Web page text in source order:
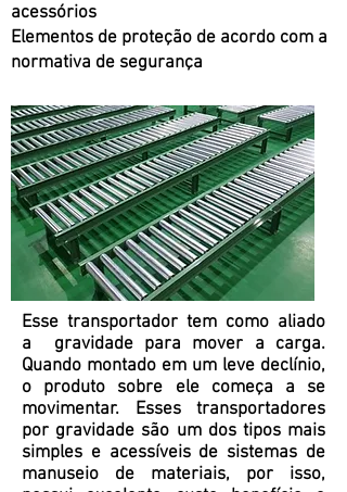
acessórios
Elementos de proteção de acordo com a
normativa de segurança
Esse transportador tem como aliado
a gravidade para mover a carga.
Quando montado em um leve declínio,
o produto sobre ele começa a se
movimentar. Esses transportadores
por gravidade são um dos tipos mais
simples e acessíveis de sistemas de
manuseio de materiais, por isso,